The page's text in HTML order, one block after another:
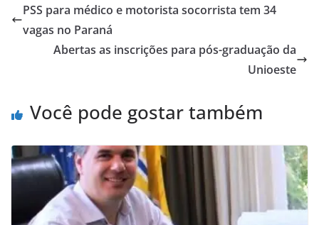
PSS para médico e motorista socorrista tem 34
vagas no Paraná
Abertas as inscrições para pós-graduação da
Unioeste
Você pode gostar também